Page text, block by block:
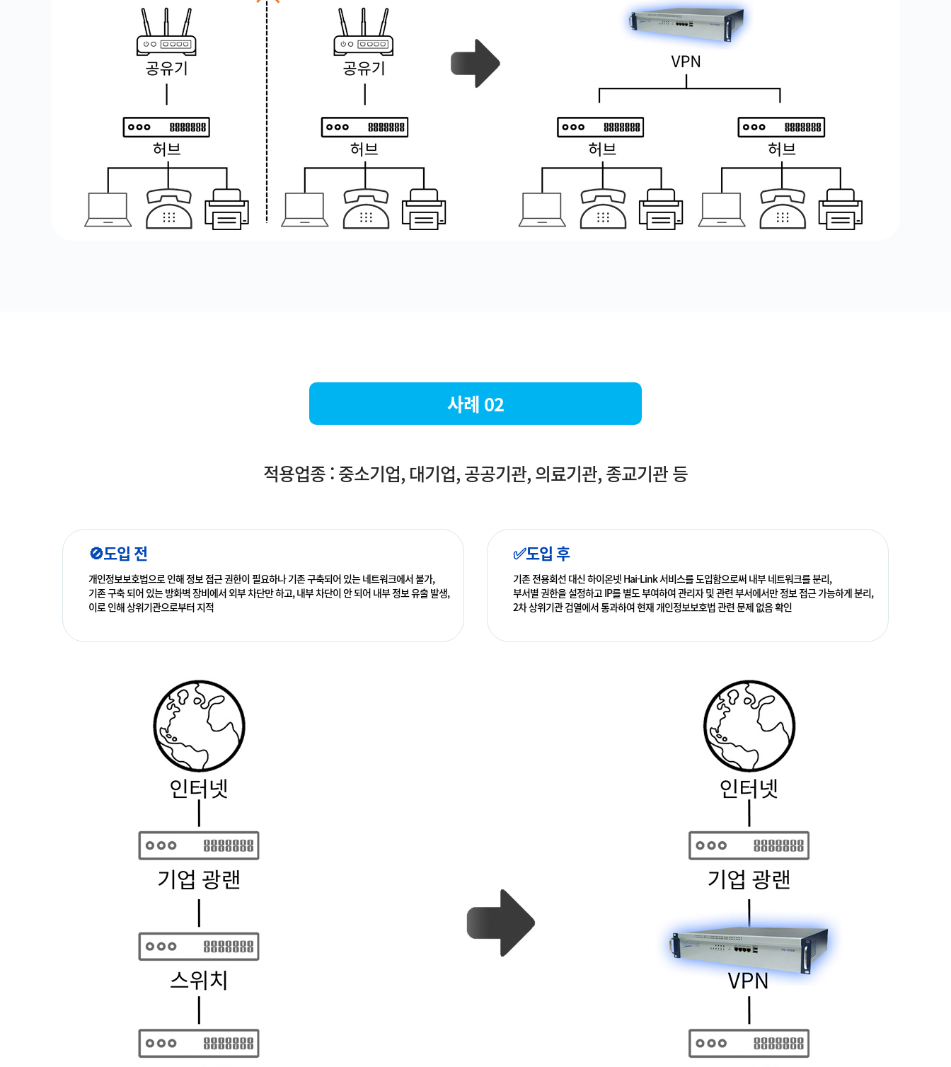
사례 02
적용업종 : 중소기업, 대기업, 공공기관, 의료기관, 종교기관 등
🚫도입 전
개인정보보호법으로 인해 정보 접근 권한이 필요하나 기존 구축되어 있는 네트워크에서 불가,
기존 구축 되어 있는 방화벽 장비에서 외부 차단만 하고, 내부 차단이 안 되어 내부 정보 유출 발생,
이로 인해 상위기관으로부터 지적
✅도입 후
기존 전용회선 대신 하이온넷 Hai-Link 서비스를 도입함으로써 내부 네트워크를 분리,
부서별 권한을 설정하고 IP를 별도 부여하여 관리자 및 관련 부서에서만 정보 접근 가능하게 분리,
2차 상위기관 검열에서 통과하여 현재 개인정보보호법 관련 문제 없음 확인